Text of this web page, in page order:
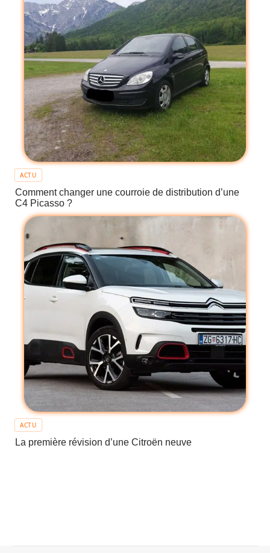
ACTU
Comment changer une courroie de distribution d’une
C4 Picasso ?
ACTU
La première révision d’une Citroën neuve